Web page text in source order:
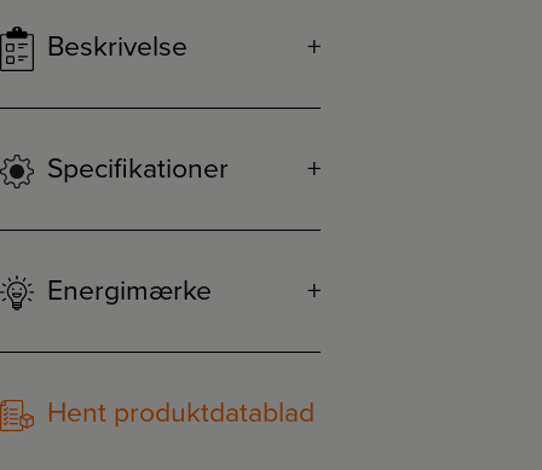
Beskrivelse
Specifikationer
Energimærke
Hent produktdatablad